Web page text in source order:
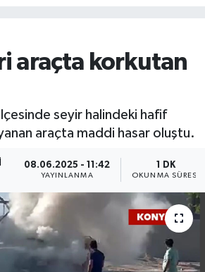
araçta korkutan
seyir halindeki hafif
araçta maddi hasar oluştu.
08.06.2025 - 11:42
YAYINLANMA
1 DK
OKUNMA SÜRESI